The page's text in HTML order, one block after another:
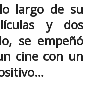
g
r
largo de su
y dos
se empeñó
cine con un